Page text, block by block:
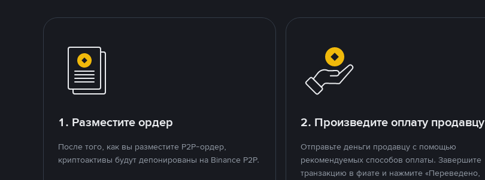
1. Разместите ордер
После того, как вы разместите P2P-ордер,
криптоактивы будут депонированы на Binance P2P.
2. Произведите оплату продавцу
Отправьте деньги продавцу с помощью
рекомендуемых способов оплаты. Завершите
транзакцию в фиате и нажмите «Переведено,